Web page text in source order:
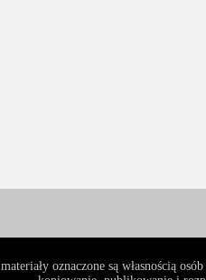
materiały oznaczone są własnością